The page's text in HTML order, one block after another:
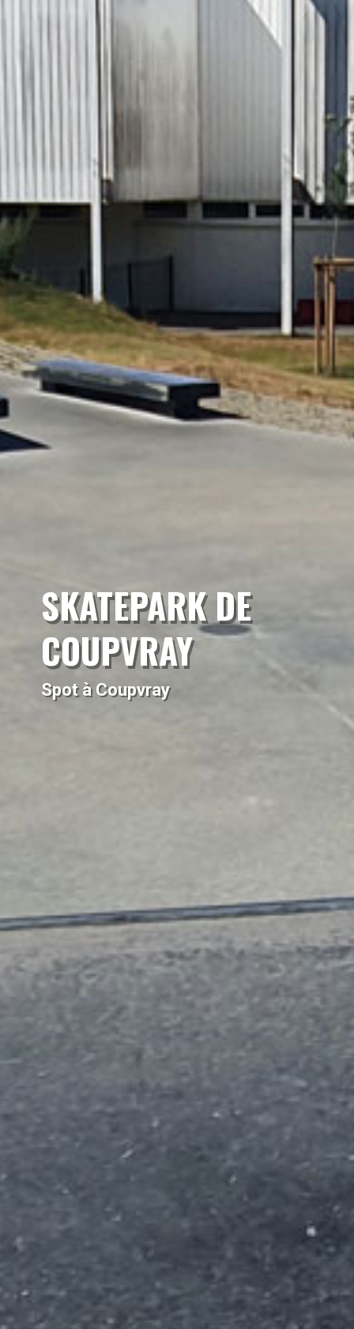
SKATEPARK DE
COUPVRAY
Spot à Coupvray